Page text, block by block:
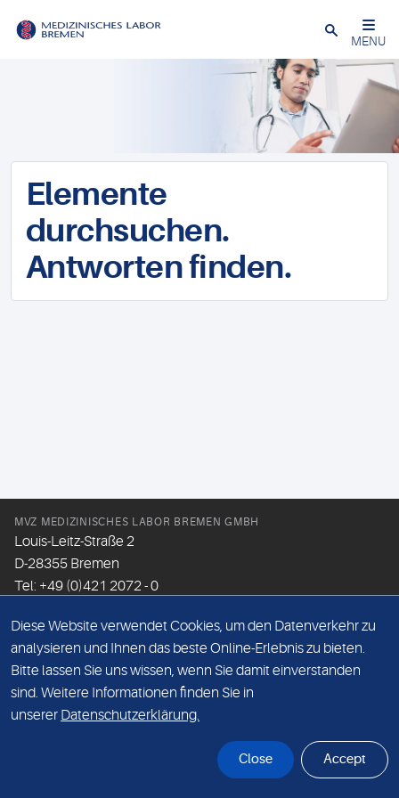
Schließen
MENU
Elemente
durchsuchen.
Antworten finden.
MVZ MEDIZINISCHES LABOR BREMEN GMBH
Louis-Leitz-Straße 2
D-28355 Bremen
Tel: +49 (0)421 2072 - 0
Email:info@mlhb.de
DATENSCHUTZ
IMPRESSUM
Diese Website verwendet Cookies, um den Datenverkehr zu
analysieren und Ihnen das beste Online-Erlebnis zu bieten.
Bitte lassen Sie uns wissen, wenn Sie damit einverstanden
sind. Weitere Informationen finden Sie in
unserer Datenschutzerklärung.
Close Accept